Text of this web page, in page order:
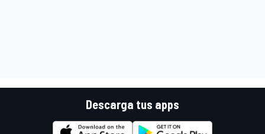
Descarga tus apps